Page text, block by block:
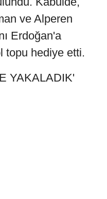
ve Alperen
Erdoğan'a
topu hediye etti.
YAKALADIK'